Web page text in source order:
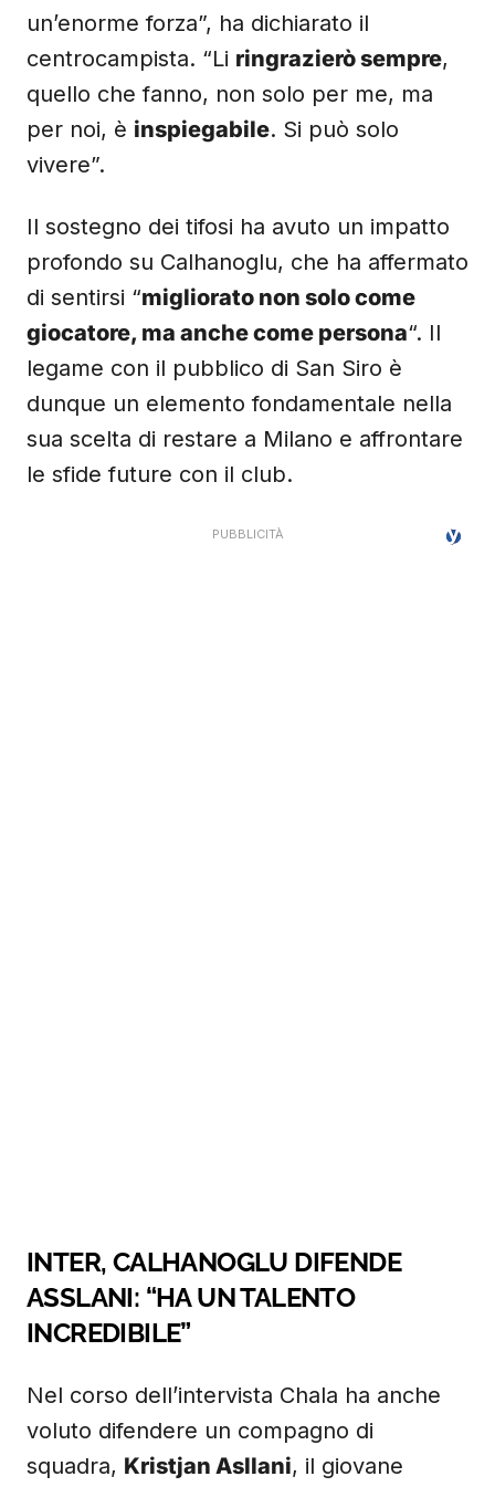
un’enorme forza”, ha dichiarato il
centrocampista. “Li ringrazierò sempre,
quello che fanno, non solo per me, ma
per noi, è inspiegabile. Si può solo
vivere”.
Il sostegno dei tifosi ha avuto un impatto
profondo su Calhanoglu, che ha affermato
di sentirsi “migliorato non solo come
giocatore, ma anche come persona“. Il
legame con il pubblico di San Siro è
dunque un elemento fondamentale nella
sua scelta di restare a Milano e affrontare
le sfide future con il club.
INTER, CALHANOGLU DIFENDE
ASSLANI: “HA UN TALENTO
INCREDIBILE”
Nel corso dell’intervista Chala ha anche
voluto difendere un compagno di
squadra, Kristjan Asllani, il giovane